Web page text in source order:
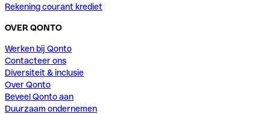
Rekening courant krediet
OVER QONTO
Werken bij Qonto
Contacteer ons
Diversiteit & inclusie
Over Qonto
Beveel Qonto aan
Duurzaam ondernemen